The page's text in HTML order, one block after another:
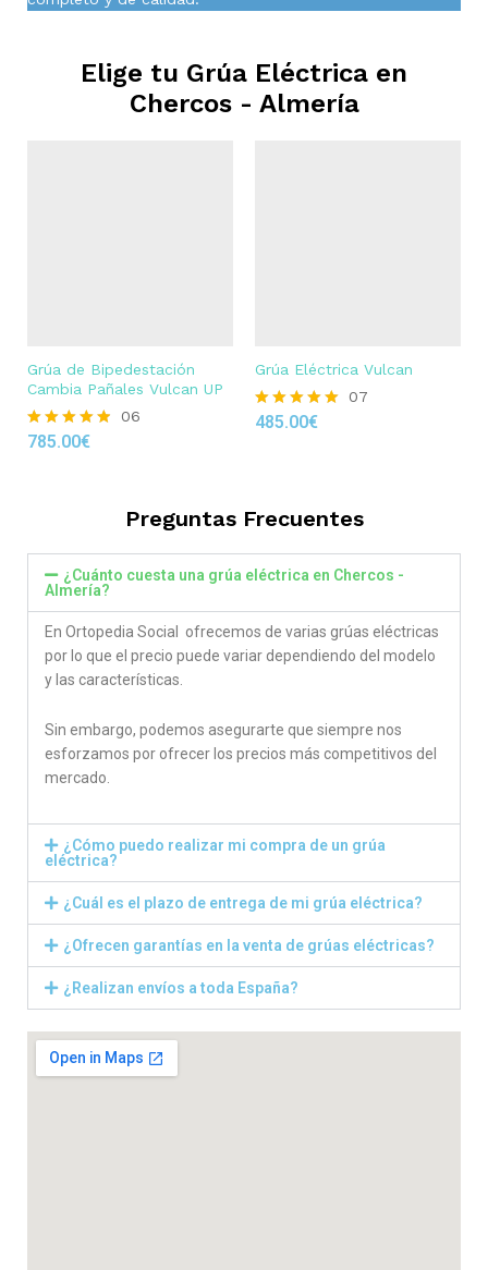
Elige tu Grúa Eléctrica en
Chercos - Almería
Grúa de Bipedestación
Cambia Pañales Vulcan UP
Rated
06
785.00€
Grúa Eléctrica Vulcan
Rated
07
485.00€
Preguntas Frecuentes
¿Cuánto cuesta una grúa eléctrica en Chercos -
Almería?
En Ortopedia Social ofrecemos de varias grúas eléctricas
por lo que el precio puede variar dependiendo del modelo
y las características.
Sin embargo, podemos asegurarte que siempre nos
esforzamos por ofrecer los precios más competitivos del
mercado.
¿Cómo puedo realizar mi compra de un grúa
eléctrica?
¿Cuál es el plazo de entrega de mi grúa eléctrica?
¿Ofrecen garantías en la venta de grúas eléctricas?
¿Realizan envíos a toda España?